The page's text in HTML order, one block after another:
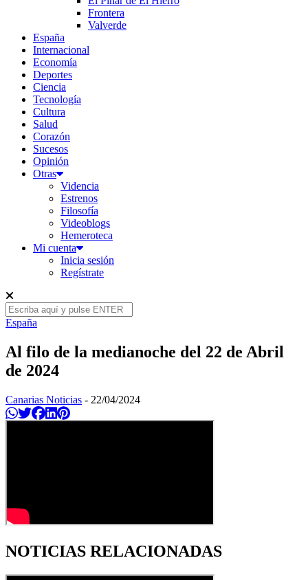
Frontera
Valverde
España
Internacional
Economía
Deportes
Ciencia
Tecnología
Cultura
Salud
Corazón
Sucesos
Opinión
Otras
Videncia
Estrenos
Filosofía
Videoblogs
Hemeroteca
Mi cuenta
Inicia sesión
Regístrate
España
Al filo de la medianoche del 22 de Abril
de 2024
Canarias Noticias - 22/04/2024
Compartir en Whatsapp
Twittear
Compartir en Facebook
Compartir en Linkedin
Compartir en Pinterest
NOTICIAS RELACIONADAS